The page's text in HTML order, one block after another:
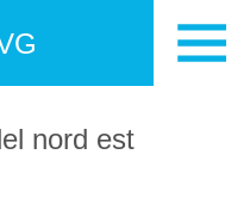
nord est